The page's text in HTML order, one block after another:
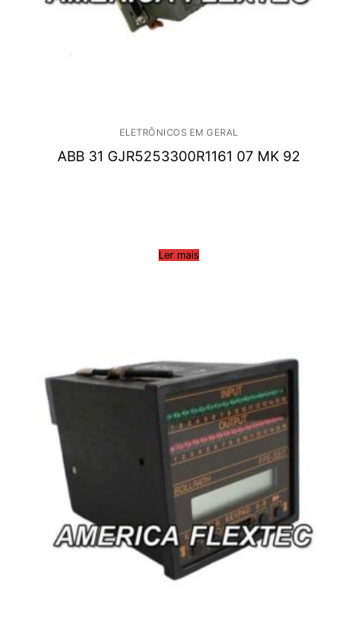
ELETRÔNICOS EM GERAL
ABB 31 GJR5253300R1161 07 MK 92
Ler mais